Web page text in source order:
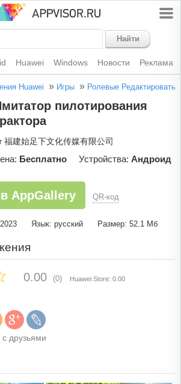
Найти
Huawei Windows Новости Реклама
Huawei » Игры » Ролевые Редактировать
пилотирования
福建始足下文化传媒有限公司
Бесплатно Устройства: Андроид
AppGallery QR-код
Язык: русский Размер: 52.1 Мб
0.00 (0) Huawei Store: 0.00
друзьями